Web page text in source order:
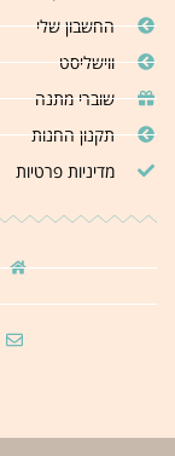
החשבון שלי
ווישליסט
שוברי מתנה
תקנון החנות
מדיניות פרטיות